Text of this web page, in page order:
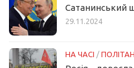
Сатанинський
29.11.2024
НА ЧАСІ /